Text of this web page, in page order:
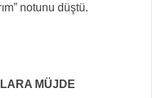
notunu düştü.
MÜJDE